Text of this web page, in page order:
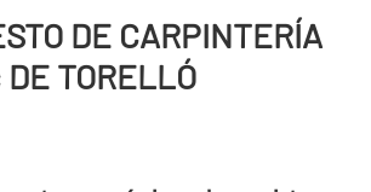
DE CARPINTERÍ­A
TORELLÓ